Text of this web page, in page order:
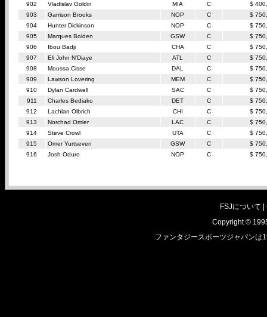
902
Vladislav Goldin MIA C
$
903
Garrison Brooks NOP C
$
904
Hunter Dickinson NOP C
$
905
Marques Bolden GSW C
$
906
Ibou Badji CHA C
$
907
Eli John N'Diaye ATL C
$
908
Moussa Cisse DAL C
$
909
Lawson Lovering MEM C
$
910
Dylan Cardwell SAC C
$
911
Charles Bediako DET C
$
912
Lachlan Olbrich CHI C
$
913
Norchad Omier LAC C
$
914
Steve Crowl UTA C
$
915
Omer Yurtseven GSW C
$
916
Josh Oduro NOP C $
FSJについて |
Copyright ©
ファンタジースポーツジャパンは